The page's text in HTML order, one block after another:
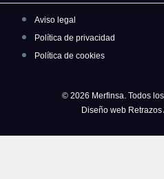
Aviso legal
Política de privacidad
Política de cookies
© 2026 Merfinsa. Todos
Diseño web